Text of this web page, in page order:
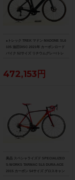
●トレック TREK マドン MADONE SL6
105 油圧DISC 2021年 カーボンロード
バイク 52サイズ リチウムグレー/トレ
472,153円
美品 スペシャライズド SPECIALIZED
S-WORKS TARMAC SL5 DURA-ACE
2015 カーボン 54サイズ グロスキャン